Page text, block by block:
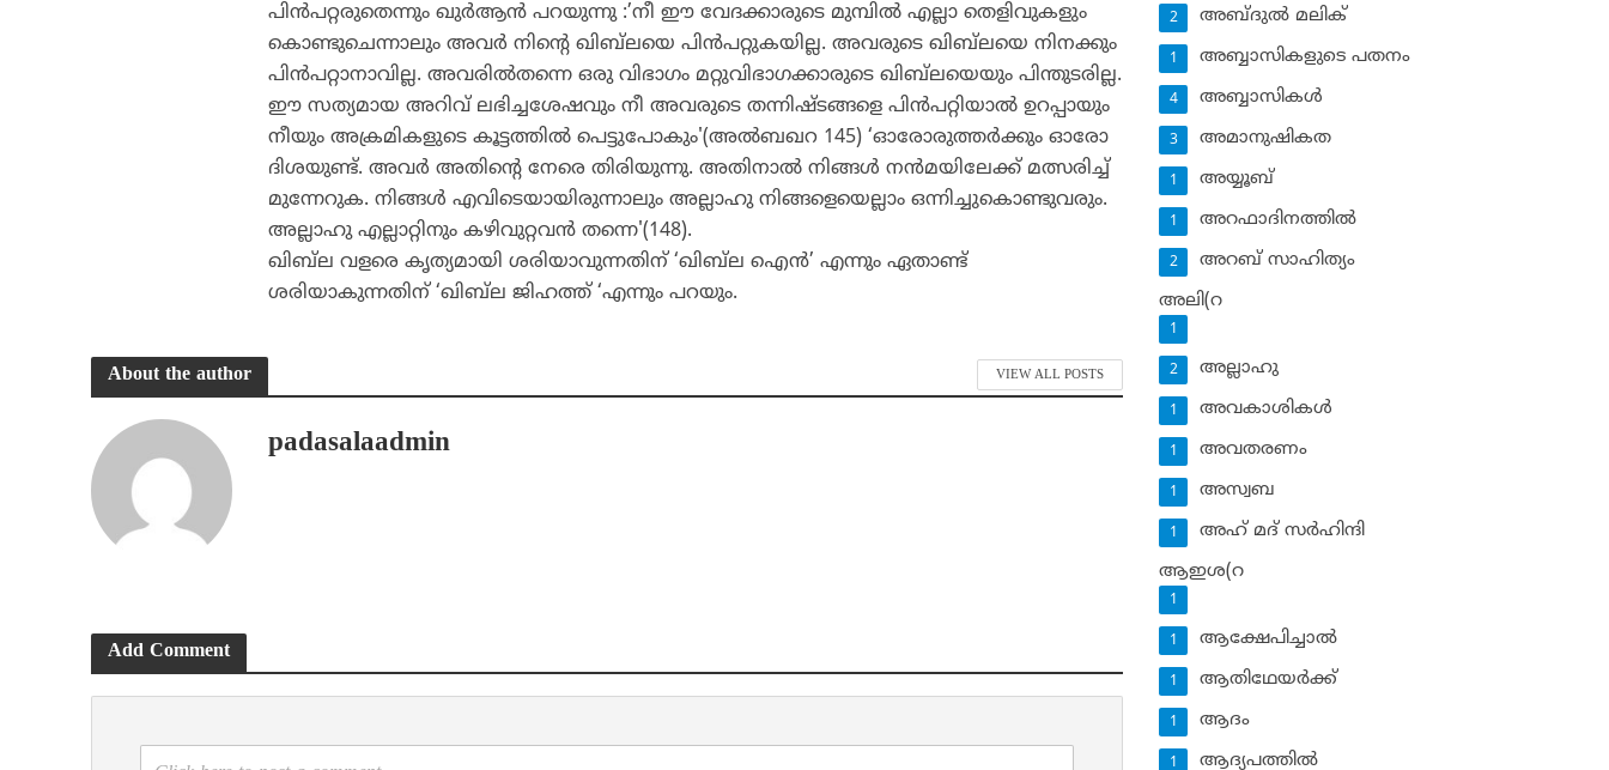
പിന്‍പറ്റരുതെന്നും ഖുര്‍ആന്‍ പറയുന്നു :’നീ ഈ വേദക്കാരുടെ മുമ്പില്‍ എല്ലാ തെളിവുകളും
കൊണ്ടുചെന്നാലും അവര്‍ നിന്റെ ഖിബ്‌ലയെ പിന്‍പറ്റുകയില്ല. അവരുടെ ഖിബ്‌ലയെ നിനക്കും
പിന്‍പറ്റാനാവില്ല. അവരില്‍തന്നെ ഒരു വിഭാഗം മറ്റുവിഭാഗക്കാരുടെ ഖിബ്‌ലയെയും പിന്തുടരില്ല.
ഈ സത്യമായ അറിവ് ലഭിച്ചശേഷവും നീ അവരുടെ തന്നിഷ്ടങ്ങളെ പിന്‍പറ്റിയാല്‍ ഉറപ്പായും
നീയും അക്രമികളുടെ കൂട്ടത്തില്‍ പെട്ടുപോകും'(അല്‍ബഖറ 145) ‘ഓരോരുത്തര്‍ക്കും ഓരോ
ദിശയുണ്ട്. അവര്‍ അതിന്റെ നേരെ തിരിയുന്നു. അതിനാല്‍ നിങ്ങള്‍ നന്‍മയിലേക്ക് മത്സരിച്ച്
മുന്നേറുക. നിങ്ങള്‍ എവിടെയായിരുന്നാലും അല്ലാഹു നിങ്ങളെയെല്ലാം ഒന്നിച്ചുകൊണ്ടുവരും.
അല്ലാഹു എല്ലാറ്റിനും കഴിവുറ്റവന്‍ തന്നെ'(148).
ഖിബ്‌ല വളരെ കൃത്യമായി ശരിയാവുന്നതിന് ‘ഖിബ്‌ല ഐന്‍’ എന്നും ഏതാണ്ട്
ശരിയാകുന്നതിന് ‘ഖിബ്‌ല ജിഹത്ത് ‘എന്നും പറയും.
About the author VIEW ALL POSTS
padasalaadmin
Add Comment
അബ്ദുല്‍ മലിക്‌
2
അബ്ബാസികളുടെ പതനം
1
അബ്ബാസികള്‍
4
അമാനുഷികത
3
അയ്യൂബ്‌
1
അറഫാദിനത്തില്‍
1
അറബ് സാഹിത്യം
2
അലി(റ
1
അല്ലാഹു
2
അവകാശികള്‍
1
അവതരണം
1
അസ്വബ
1
അഹ് മദ് സര്‍ഹിന്ദി
1
ആഇശ(റ
1
ആക്ഷേപിച്ചാല്‍
1
ആതിഥേയര്‍ക്ക്
1
ആദം
1
ആദ്യപത്തില്‍
1